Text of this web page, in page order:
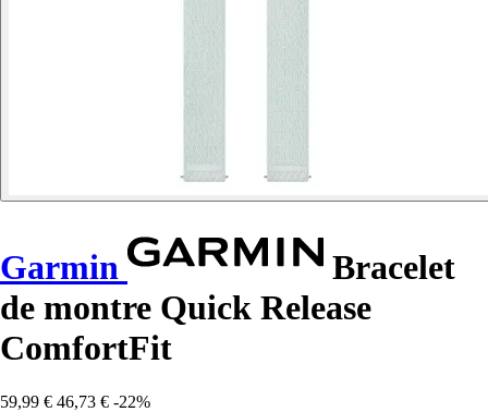
Garmin
Bracelet
de montre Quick Release
ComfortFit
59,99 € 46,73 € -22%